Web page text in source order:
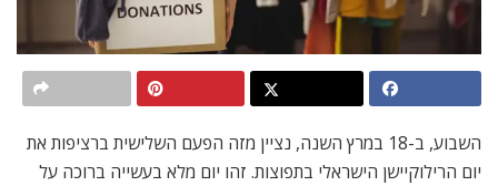
השבוע, ​ב-18 במרץ השנה, נציין מזה הפעם השלישית ברציפות את
יום הרילוקיישן הישראלי בתפוצות. זהו יום מלא בעשייה ברוכה על